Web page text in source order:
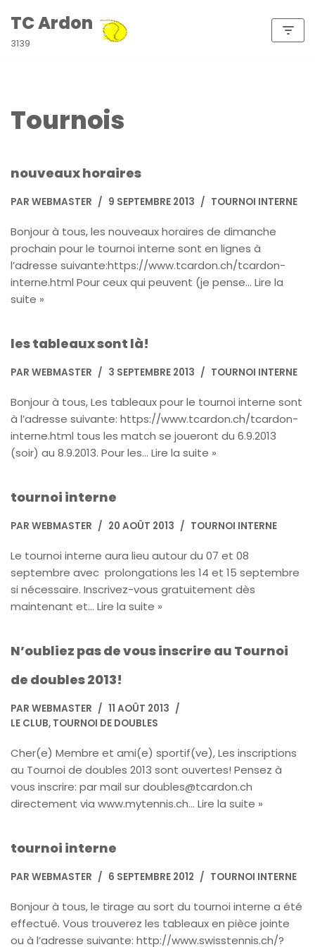
Aller
TC Ardon
3139
Tournois
nouveaux horaires
PAR WEBMASTER 9 SEPTEMBRE 2013 TOURNOI INTERNE
Bonjour à tous, les nouveaux horaires de dimanche
prochain pour le tournoi interne sont en lignes à
l’adresse suivante:https://www.tcardon.ch/tcardon-
interne.html Pour ceux qui peuvent (je pense… Lire la
suite »
les tableaux sont là!
PAR WEBMASTER 3 SEPTEMBRE 2013 TOURNOI INTERNE
Bonjour à tous, Les tableaux pour le tournoi interne sont
à l’adresse suivante: https://www.tcardon.ch/tcardon-
interne.html tous les match se joueront du 6.9.2013
(soir) au 8.9.2013. Pour les… Lire la suite »
tournoi interne
PAR WEBMASTER 20 AOÛT 2013 TOURNOI INTERNE
Le tournoi interne aura lieu autour du 07 et 08
septembre avec prolongations les 14 et 15 septembre
si nécessaire. Inscrivez-vous gratuitement dès
maintenant et… Lire la suite »
N’oubliez pas de vous inscrire au Tournoi
de doubles 2013!
PAR WEBMASTER
11 AOÛT 2013
LE CLUB, TOURNOI DE DOUBLES
Cher(e) Membre et ami(e) sportif(ve), Les inscriptions
au Tournoi de doubles 2013 sont ouvertes! Pensez à
vous inscrire: par mail sur doubles@tcardon.ch
directement via www.mytennis.ch… Lire la suite »
tournoi interne
PAR WEBMASTER 6 SEPTEMBRE 2012 TOURNOI INTERNE
Bonjour à tous, le tirage au sort du tournoi interne a été
effectué. Vous trouverez les tableaux en pièce jointe
ou à l’adresse suivante: http://www.swisstennis.ch/?